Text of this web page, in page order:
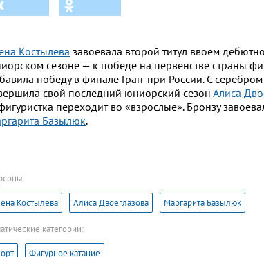
Костылева завоевала второй титул ввоем
сезоне — к победе на первенстве страны
победу в финале Гран-при России. C cеребром
свой последний юниорский сезон Алиса
переходит во «взрослые». Бронзу
Базылюк.
Костылева Алиса Двоеглазова Маргарита Базылюк
категории:
Фигурное катание